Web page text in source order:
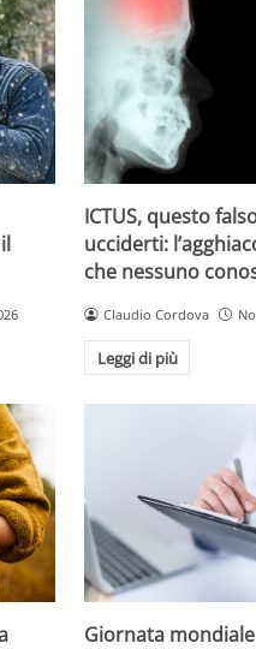
ICTUS, questo
ucciderti:
che nessuno
Claudio Cordova
Leggi di più
Giornata